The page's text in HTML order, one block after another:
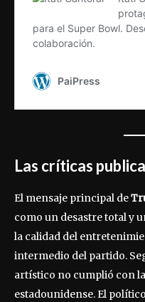
Las críticas
El mensaje principal de
como un desastre total y
la calidad del
intermedio del partido.
artístico no cumplió con
estadounidense. El